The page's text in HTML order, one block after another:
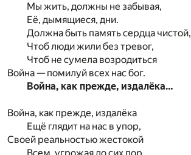
Мы жить, должны не забывая,
Её, дымящиеся, дни.
Должна быть память сердца чистой,
Чтоб люди жили без тревог,
Чтоб не сумела возродиться
Война — помилуй всех нас бог.
Война, как прежде, издалёка…
Война, как прежде, издалёка
Ещё глядит на нас в упор,
Своей реальностью жестокой